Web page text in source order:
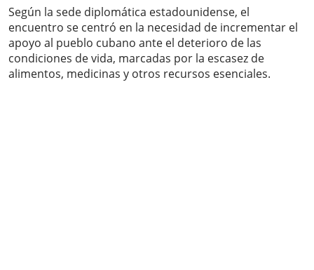
Según la sede diplomática estadounidense, el
encuentro se centró en la necesidad de incrementar el
apoyo al pueblo cubano ante el deterioro de las
condiciones de vida, marcadas por la escasez de
alimentos, medicinas y otros recursos esenciales.